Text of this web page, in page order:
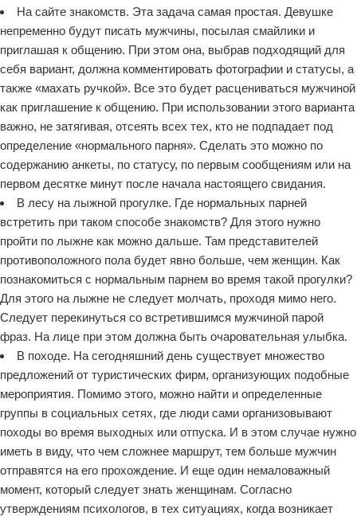
На сайте знакомств. Эта задача самая простая. Девушке
непременно будут писать мужчины, посылая смайлики и
приглашая к общению. При этом она, выбрав подходящий для
себя вариант, должна комментировать фотографии и статусы, а
также «махать ручкой». Все это будет расцениваться мужчиной
как приглашение к общению. При использовании этого варианта
важно, не затягивая, отсеять всех тех, кто не подпадает под
определение «нормального парня». Сделать это можно по
содержанию анкеты, по статусу, по первым сообщениям или на
первом десятке минут после начала настоящего свидания.
В лесу на лыжной прогулке. Где нормальных парней
встретить при таком способе знакомств? Для этого нужно
пройти по лыжне как можно дальше. Там представителей
противоположного пола будет явно больше, чем женщин. Как
познакомиться с нормальным парнем во время такой прогулки?
Для этого на лыжне не следует молчать, проходя мимо него.
Следует перекинуться со встретившимся мужчиной парой
фраз. На лице при этом должна быть очаровательная улыбка.
В походе. На сегодняшний день существует множество
предложений от туристических фирм, организующих подобные
мероприятия. Помимо этого, можно найти и определенные
группы в социальных сетях, где люди сами организовывают
походы во время выходных или отпуска. И в этом случае нужно
иметь в виду, что чем сложнее маршрут, тем больше мужчин
отправятся на его прохождение. И еще один немаловажный
момент, который следует знать женщинам. Согласно
утверждениям психологов, в тех ситуациях, когда возникает